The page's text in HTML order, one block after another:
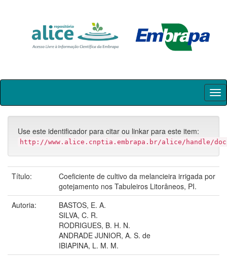
Skip
Use este identificador para citar ou linkar para este item:
http://www.alice.cnptia.embrapa.br/alice/handle/
Título:
Coeficiente de cultivo da melancieira irrigada por
gotejamento nos Tabuleiros Litorâneos, PI.
Autoria:
BASTOS, E. A.
SILVA, C. R.
RODRIGUES, B. H. N.
ANDRADE JUNIOR, A. S. de
IBIAPINA, L. M. M.